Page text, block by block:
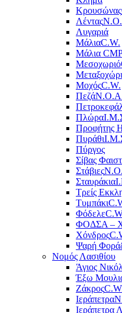
Κρουσώνας
Λέντας
Λυγαριά
ΜάλιαC.W.
Μάλια
Μεσοχωριό
Μεταξοχώρι
ΜοχόςC.W.
Πεζά
Πλώρα
Προφήτης
Πυράθι
Πύργος
Σίβας
Στάβιες
Σταυράκια
Τρείς
Τυμπάκι
Φόδελε
ΦΟΔΣΑ –
Χόνδρος
Ψαρή
Νομός Λασιθίου
Άγιος
Έξω
Ζάκρος
Ιεράπετρα
Ιεράπετρα